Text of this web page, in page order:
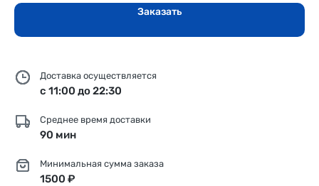
Заказать
Доставка осуществляется
с 11:00 до 22:30
Среднее время доставки
90 мин
Минимальная сумма заказа
1500 ₽